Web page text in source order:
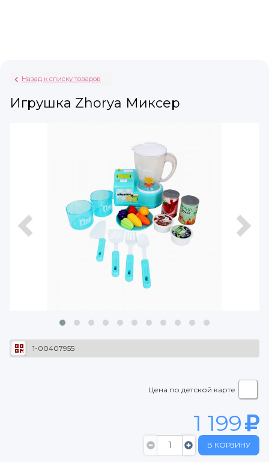
Назад к списку товаров
Игрушка Zhorya Миксер
1-00407955
Цена по детской карте
1 199
В КОРЗИНУ